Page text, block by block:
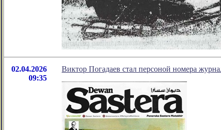
02.04.2026
09:35
Виктор Погадаев стал персоной номера